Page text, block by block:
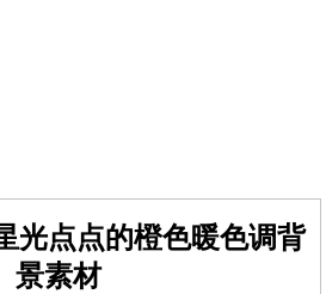
光点点的橙色暖色调背
景素材